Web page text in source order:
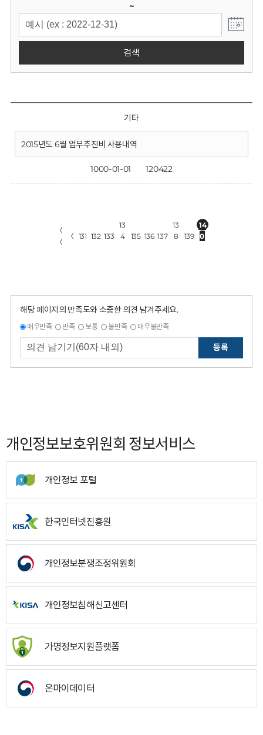
~
검색
기타
2015년도 6월 업무추진비 사용내역
1000-01-01 120422
〈
〈
〈 131 132 133
13
4
135 136 137
13
8
139
14
0
해당 페이지의 만족도와 소중한 의견 남겨주세요.
매우만족 만족 보통 불만족 매우불만족
등록
개인정보보호위원회 정보서비스
개인정보 포털
한국인터넷진흥원
개인정보분쟁조정위원회
개인정보침해신고센터
가명정보지원플랫폼
온마이데이터